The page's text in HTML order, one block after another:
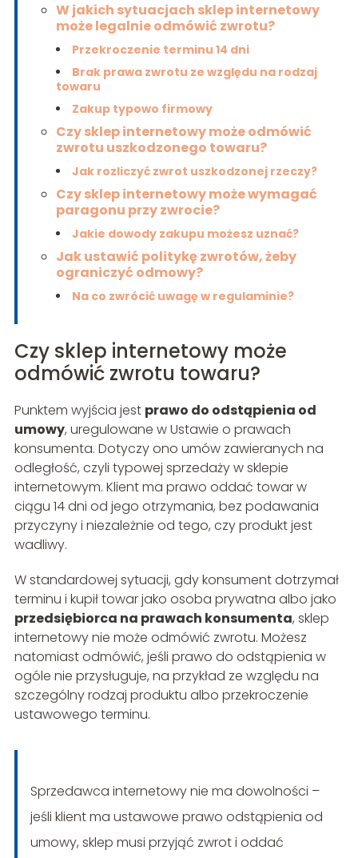
W jakich sytuacjach sklep internetowy
może legalnie odmówić zwrotu?
Przekroczenie terminu 14 dni
Brak prawa zwrotu ze względu na rodzaj
towaru
Zakup typowo firmowy
Czy sklep internetowy może odmówić
zwrotu uszkodzonego towaru?
Jak rozliczyć zwrot uszkodzonej rzeczy?
Czy sklep internetowy może wymagać
paragonu przy zwrocie?
Jakie dowody zakupu możesz uznać?
Jak ustawić politykę zwrotów, żeby
ograniczyć odmowy?
Na co zwrócić uwagę w regulaminie?
Czy sklep internetowy może
odmówić zwrotu towaru?
Punktem wyjścia jest prawo do odstąpienia od
umowy, uregulowane w Ustawie o prawach
konsumenta. Dotyczy ono umów zawieranych na
odległość, czyli typowej sprzedaży w sklepie
internetowym. Klient ma prawo oddać towar w
ciągu 14 dni od jego otrzymania, bez podawania
przyczyny i niezależnie od tego, czy produkt jest
wadliwy.
W standardowej sytuacji, gdy konsument dotrzymał
terminu i kupił towar jako osoba prywatna albo jako
przedsiębiorca na prawach konsumenta, sklep
internetowy nie może odmówić zwrotu. Możesz
natomiast odmówić, jeśli prawo do odstąpienia w
ogóle nie przysługuje, na przykład ze względu na
szczególny rodzaj produktu albo przekroczenie
ustawowego terminu.
Sprzedawca internetowy nie ma dowolności –
jeśli klient ma ustawowe prawo odstąpienia od
umowy, sklep musi przyjąć zwrot i oddać